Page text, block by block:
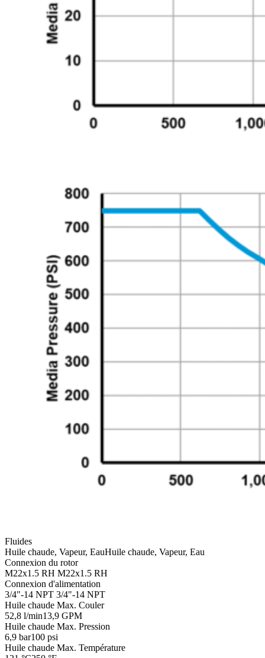
Fluides
Huile chaude, Vapeur, EauHuile chaude, Vapeur, Eau
Connexion du rotor
M22x1.5 RH M22x1.5 RH
Connexion d'alimentation
3/4"-14 NPT 3/4"-14 NPT
Huile chaude Max. Couler
52,8 l/min13,9 GPM
Huile chaude Max. Pression
6,9 bar100 psi
Huile chaude Max. Température